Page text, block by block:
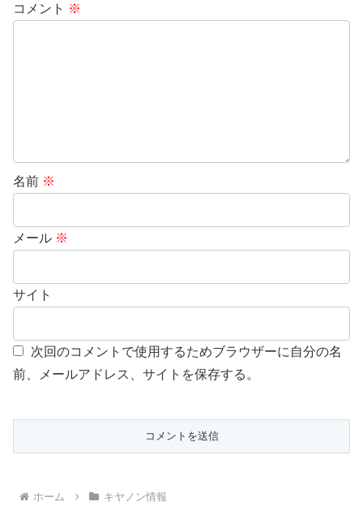
コメント ※
名前 ※
メール ※
サイト
次回のコメントで使用するためブラウザーに自分の名
前、メールアドレス、サイトを保存する。
ホーム キヤノン情報